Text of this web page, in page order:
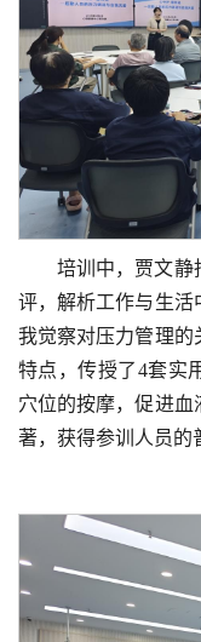
培训中，贾文静
评，解析工作与生活
我觉察对压力管理的
特点，传授了4套实
穴位的按摩，促进血
著，获得参训人员的